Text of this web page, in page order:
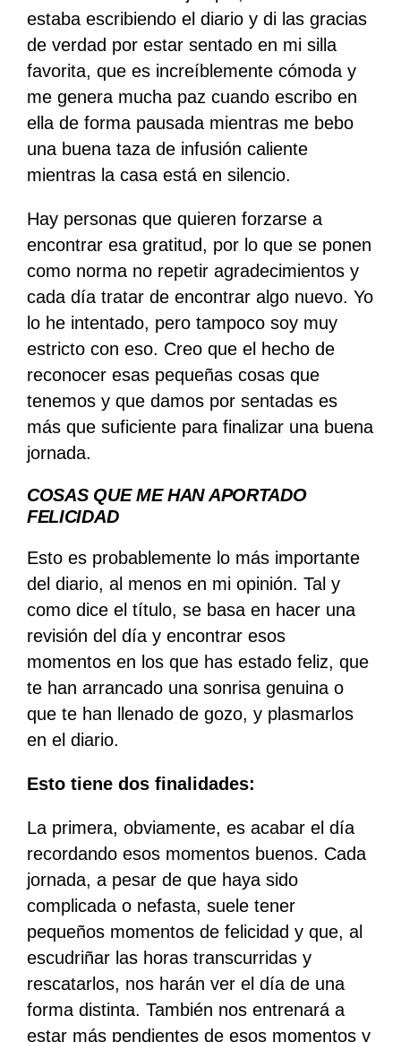
estaba escribiendo el diario y di las gracias
de verdad por estar sentado en mi silla
favorita, que es increíblemente cómoda y
me genera mucha paz cuando escribo en
ella de forma pausada mientras me bebo
una buena taza de infusión caliente
mientras la casa está en silencio.
Hay personas que quieren forzarse a
encontrar esa gratitud, por lo que se ponen
como norma no repetir agradecimientos y
cada día tratar de encontrar algo nuevo. Yo
lo he intentado, pero tampoco soy muy
estricto con eso. Creo que el hecho de
reconocer esas pequeñas cosas que
tenemos y que damos por sentadas es
más que suficiente para finalizar una buena
jornada.
COSAS QUE ME HAN APORTADO
FELICIDAD
Esto es probablemente lo más importante
del diario, al menos en mi opinión. Tal y
como dice el título, se basa en hacer una
revisión del día y encontrar esos
momentos en los que has estado feliz, que
te han arrancado una sonrisa genuina o
que te han llenado de gozo, y plasmarlos
en el diario.
Esto tiene dos finalidades:
La primera, obviamente, es acabar el día
recordando esos momentos buenos. Cada
jornada, a pesar de que haya sido
complicada o nefasta, suele tener
pequeños momentos de felicidad y que, al
escudriñar las horas transcurridas y
rescatarlos, nos harán ver el día de una
forma distinta. También nos entrenará a
estar más pendientes de esos momentos y